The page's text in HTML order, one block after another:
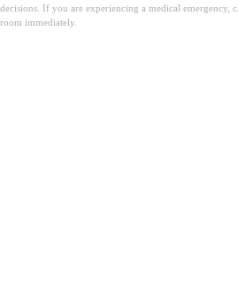
decisions. If you are experiencing a medical emergency,
room immediately.